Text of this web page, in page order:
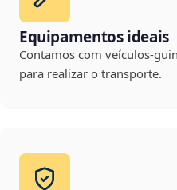
Equipamentos ideais
Contamos com veículos-
para realizar o transporte.